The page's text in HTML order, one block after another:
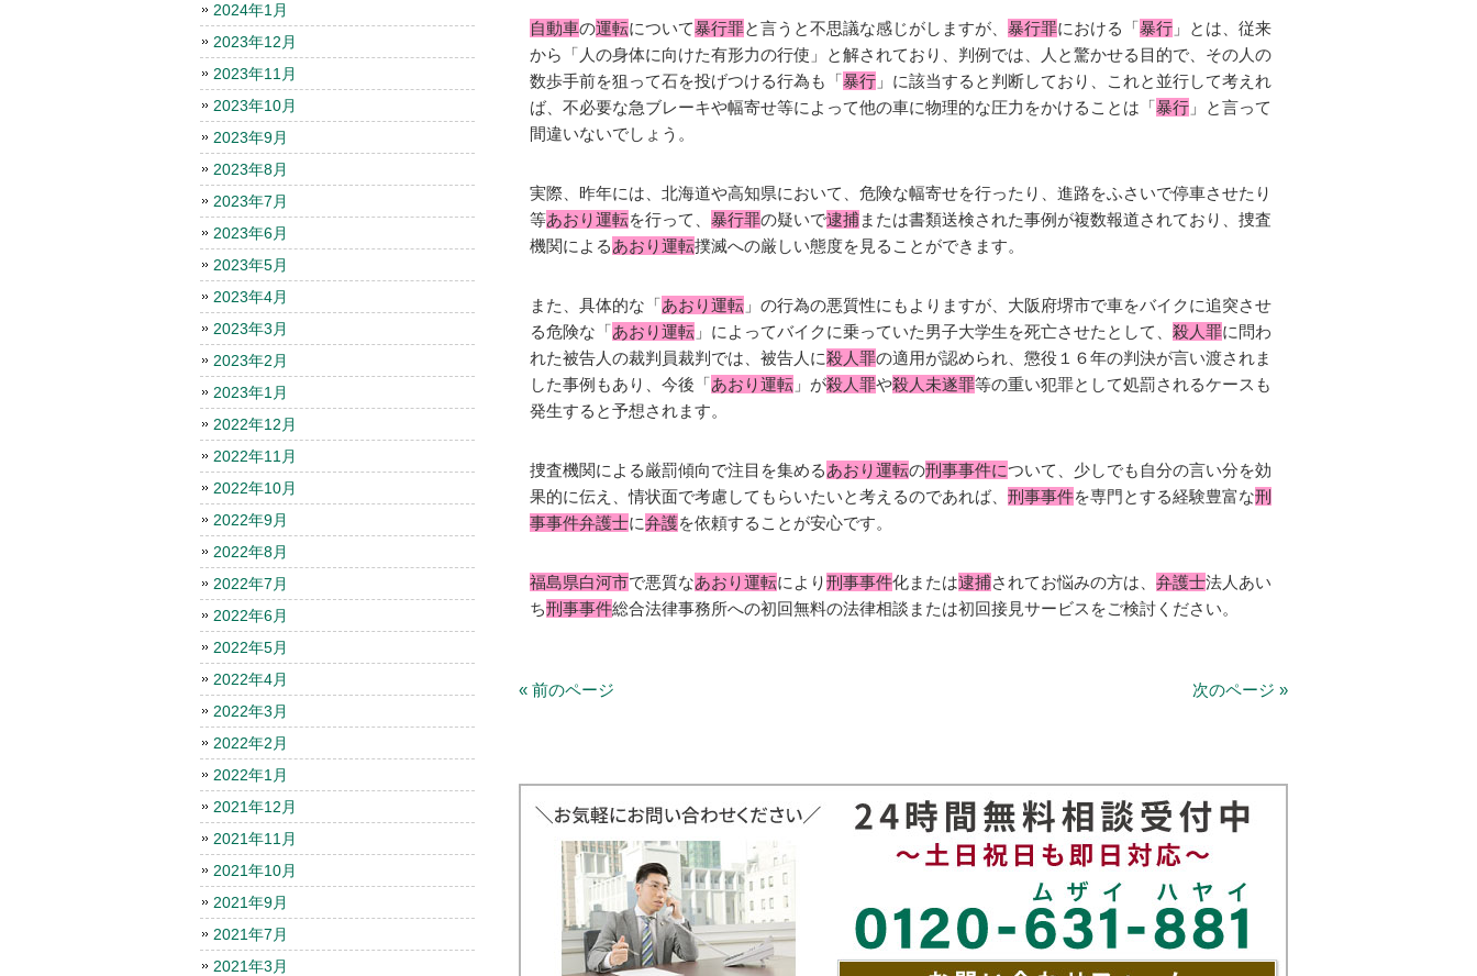
自動車の運転について暴行罪と言うと不思議な感じがしますが、 暴行罪における「暴行 」とは、従来
から「人の身体に向けた有形力の行使」と解されており、判例では、人と驚かせる目的で、その人の
数歩手前を狙って石を投げつける行為も「暴行 」に該当すると判断しており、これと並行して考えれ
ば、不必要な急ブレーキや幅寄せ等によって他の車に物理的な圧力をかけることは「暴行 」と言って
間違いないでしょう。
実際、昨年には、北海道や高知県において、危険な幅寄せを行ったり、進路をふさいで停車させたり
等あおり運転を行って、 暴行罪の疑いで逮捕または書類送検された事例が複数報道されており、捜査
機関によるあおり運転撲滅への厳しい態度を見ることができます。
また、具体的な「あおり運転 」の行為の悪質性にもよりますが、大阪府堺市で車をバイクに追突させ
る危険な「あおり運転 」によってバイクに乗っていた男子大学生を死亡させたとして、 殺人罪に問わ
れた被告人の裁判員裁判では、被告人に殺人罪の適用が認められ、懲役１６年の判決が言い渡されま
した事例もあり、今後「あおり運転 」が殺人罪や殺人未遂罪等の重い犯罪として処罰されるケースも
発生すると予想されます。
捜査機関による厳罰傾向で注目を集めるあおり運転の刑事事件について、少しでも自分の言い分を効
果的に伝え、情状面で考慮してもらいたいと考えるのであれば、 刑事事件を専門とする経験豊富な刑
事事件弁護士に弁護を依頼することが安心です。
福島県白河市で悪質なあおり運転により刑事事件化または逮捕されてお悩みの方は、 弁護士法人あい
ち刑事事件総合法律事務所への初回無料の法律相談または初回接見サービスをご検討ください。
« 前のページ 次のページ »
2024年1月
2023年12月
2023年11月
2023年10月
2023年9月
2023年8月
2023年7月
2023年6月
2023年5月
2023年4月
2023年3月
2023年2月
2023年1月
2022年12月
2022年11月
2022年10月
2022年9月
2022年8月
2022年7月
2022年6月
2022年5月
2022年4月
2022年3月
2022年2月
2022年1月
2021年12月
2021年11月
2021年10月
2021年9月
2021年7月
2021年3月